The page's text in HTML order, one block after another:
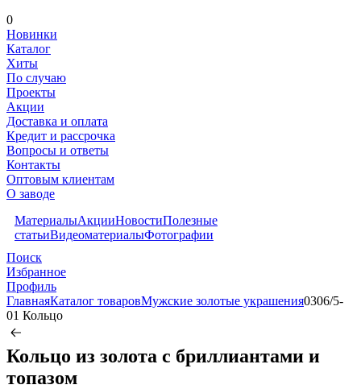
0
Новинки
Каталог
Хиты
По случаю
Проекты
Акции
Доставка и оплата
Кредит и рассрочка
Вопросы и ответы
Контакты
Оптовым клиентам
О заводе
МатериалыАкцииНовостиПолезные
статьиВидеоматериалыФотографии
Поиск
Избранное
Профиль
ГлавнаяКаталог товаровМужские золотые украшения0306/5-
01 Кольцо
Кольцо из золота c бриллиантами и
топазом